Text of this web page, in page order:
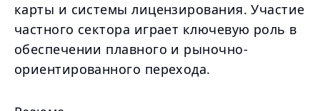
карты и системы лицензирования. Участие
частного сектора играет ключевую роль в
обеспечении плавного и рыночно-
ориентированного перехода.